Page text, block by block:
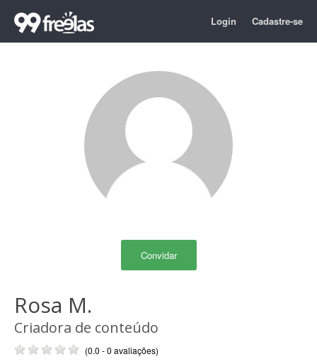
Login Cadastre-se
Convidar
Rosa M.
Criadora de conteúdo
(0.0 - 0 avaliações)